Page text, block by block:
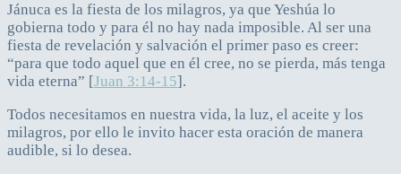
Jánuca es la fiesta de los milagros, ya que Yeshúa lo
gobierna todo y para él no hay nada imposible. Al ser una
fiesta de revelación y salvación el primer paso es creer:
“para que todo aquel que en él cree, no se pierda, más tenga
vida eterna” [Juan 3:14-15].
Todos necesitamos en nuestra vida, la luz, el aceite y los
milagros, por ello le invito hacer esta oración de manera
audible, si lo desea.